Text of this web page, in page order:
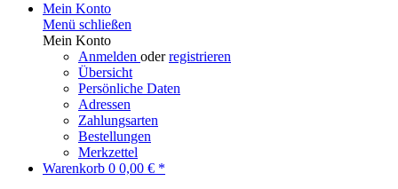
Mein Konto
Menü schließen
Mein Konto
Anmelden oderregistrieren
Übersicht
Persönliche Daten
Adressen
Zahlungsarten
Bestellungen
Merkzettel
Warenkorb 0 0,00 € *